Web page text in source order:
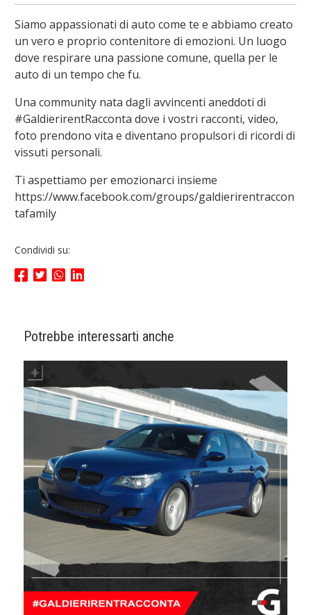
Siamo appassionati di auto come te e abbiamo creato
un vero e proprio contenitore di emozioni. Un luogo
dove respirare una passione comune, quella per le
auto di un tempo che fu.
Una community nata dagli avvincenti aneddoti di
#GaldierirentRacconta dove i vostri racconti, video,
foto prendono vita e diventano propulsori di ricordi di
vissuti personali.
Ti aspettiamo per emozionarci insieme
https://www.facebook.com/groups/galdierirentraccon
tafamily
Condividi su:
Potrebbe interessarti anche